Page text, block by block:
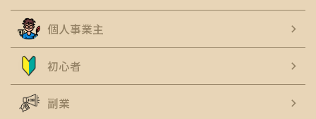
個人事業主
初心者
副業